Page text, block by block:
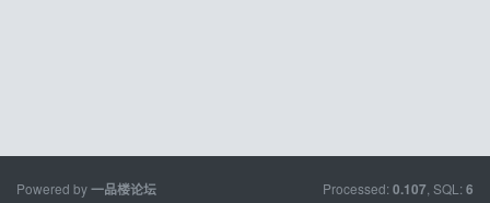
Powered by一品楼论坛 Processed: 0.107 , SQL: 6